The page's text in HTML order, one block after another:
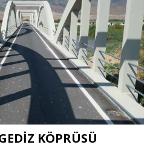
KÖPRÜSÜ